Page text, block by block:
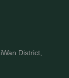
District,